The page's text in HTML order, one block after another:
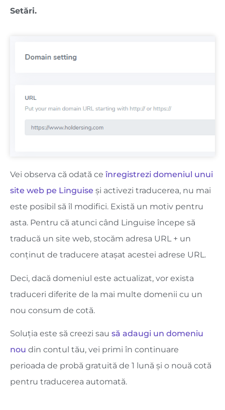
Setări.
Vei observa că odată ce înregistrezi domeniul unui
site web pe Linguise și activezi traducerea, nu mai
este posibil să îl modifici. Există un motiv pentru
asta. Pentru că atunci când Linguise începe să
traducă un site web, stocăm adresa URL + un
conținut de traducere atașat acestei adrese URL.
Deci, dacă domeniul este actualizat, vor exista
traduceri diferite de la mai multe domenii cu un
nou consum de cotă.
Soluția este să creezi sau să adaugi un domeniu
nou din contul tău, vei primi în continuare
perioada de probă gratuită de 1 lună și o nouă cotă
pentru traducerea automată.